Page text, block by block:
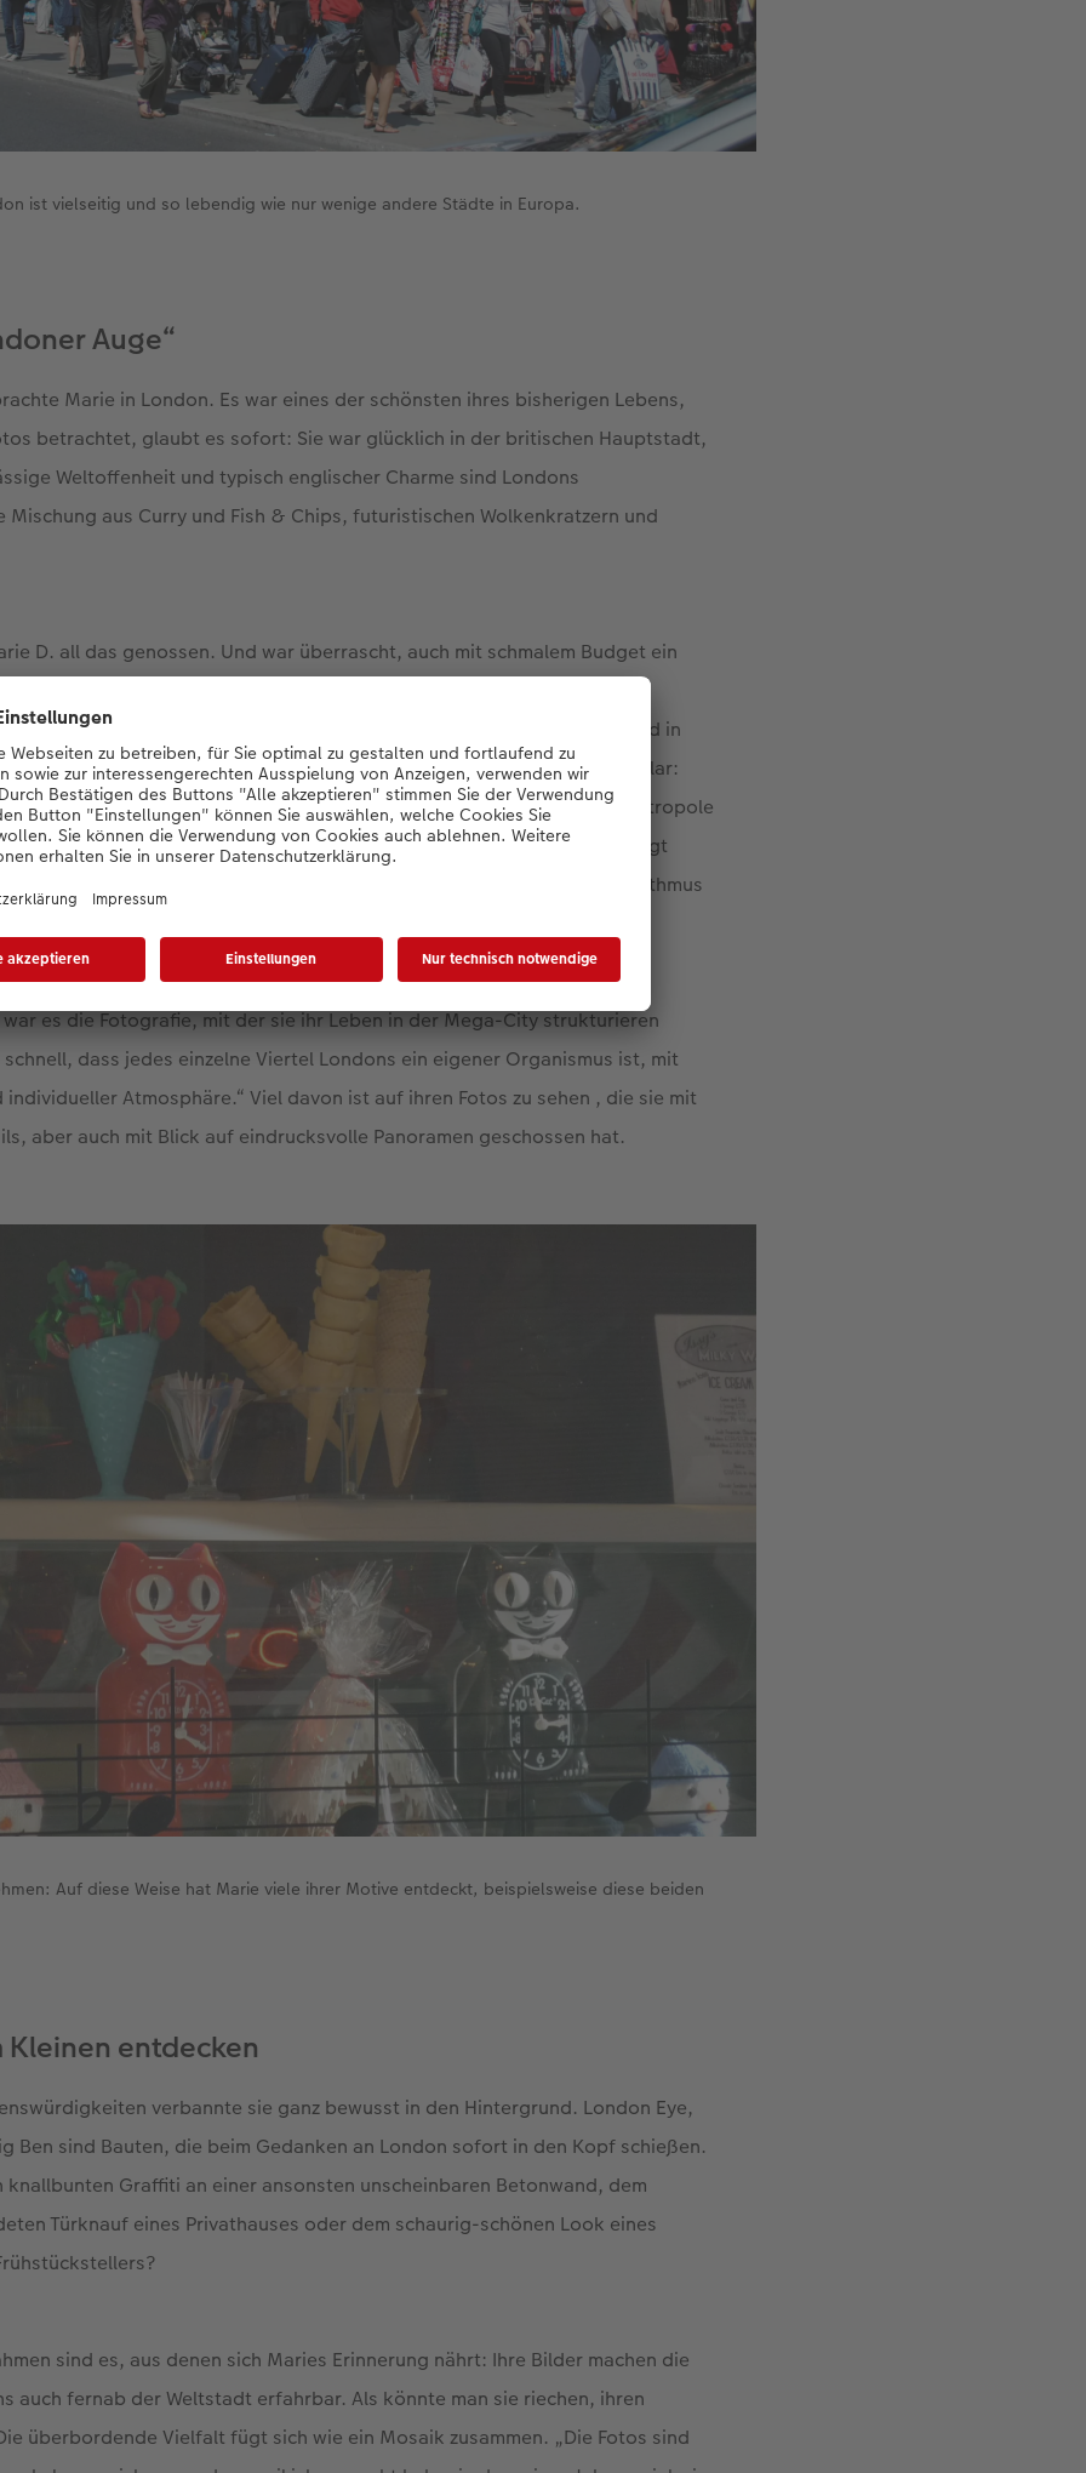
ist vielseitig und so lebendig wie nur wenige andere Städte in Europa.
Auge“
Marie in London. Es war eines der schönsten ihres bisherigen Lebens,
betrachtet, glaubt es sofort: Sie war glücklich in der britischen Hauptstadt,
Weltoffenheit und typisch englischer Charme sind Londons
Mischung aus Curry und Fish & Chips, futuristischen Wolkenkratzern und
D. all das genossen. Und war überrascht, auch mit schmalem Budget ein
Studententickets. Und essen kann man wunderbar auf Märkten und in
nahm sich Zeit, die Stadt kennen zu lernen. Und schon bald wurde ihr klar:
groß, unfassbar vielseitig und so lebendig wie kaum eine zweite Metropole
hat mich das Angebot überfordert, so viel gab es zu unternehmen“, sagt
durch ihre Mitgliedschaft in einem Chor einen eigenen, kreativen Rhythmus
es die Fotografie, mit der sie ihr Leben in der Mega-City strukturieren
dass jedes einzelne Viertel Londons ein eigener Organismus ist, mit
Atmosphäre.“ Viel davon ist auf ihren Fotos zu sehen , die sie mit
aber auch mit Blick auf eindrucksvolle Panoramen geschossen hat.
Auf diese Weise hat Marie viele ihrer Motive entdeckt, beispielsweise diese beiden
Kleinen entdecken
verbannte sie ganz bewusst in den Hintergrund. London Eye,
Ben sind Bauten, die beim Gedanken an London sofort in den Kopf schießen.
knallbunten Graffiti an einer ansonsten unscheinbaren Betonwand, dem
Türknauf eines Privathauses oder dem schaurig-schönen Look eines
sind es, aus denen sich Maries Erinnerung nährt: Ihre Bilder machen die
auch fernab der Weltstadt erfahrbar. Als könnte man sie riechen, ihren
überbordende Vielfalt fügt sich wie ein Mosaik zusammen. „Die Fotos sind